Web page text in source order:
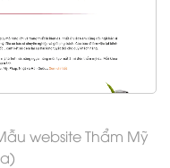
website Thẩm Mỹ